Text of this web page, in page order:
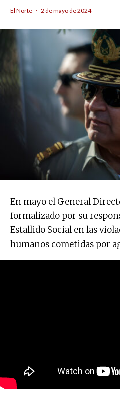
El Norte · 2 de mayo de 2024
En mayo el General
formalizado por su
Estallido Social en las
humanos cometidas por